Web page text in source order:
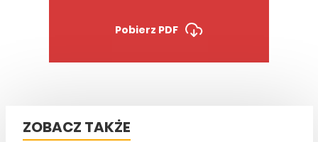
Pobierz PDF
ZOBACZ TAKŻE